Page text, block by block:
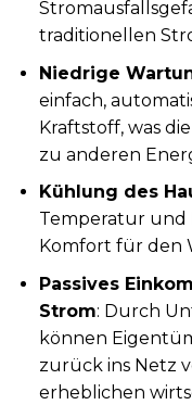
traditionellen
Niedrige
einfach,
Kraftstoff, was
zu anderen
Kühlung des
Temperatur und
Komfort für den
Passives
Strom: Durch
können
zurück ins Netz
erheblichen